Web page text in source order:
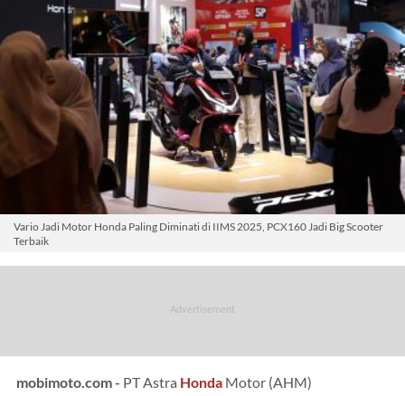
Vario Jadi Motor Honda Paling Diminati di IIMS 2025, PCX160 Jadi Big Scooter
Terbaik
mobimoto.com - PT Astra Honda Motor (AHM)